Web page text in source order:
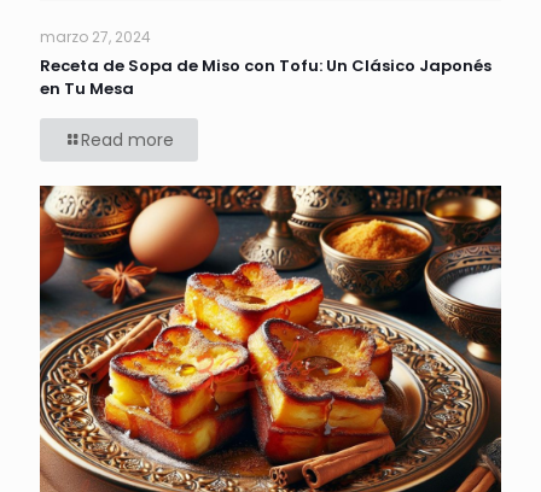
marzo 27, 2024
Receta de Sopa de Miso con Tofu: Un Clásico Japonés
en Tu Mesa
Read more